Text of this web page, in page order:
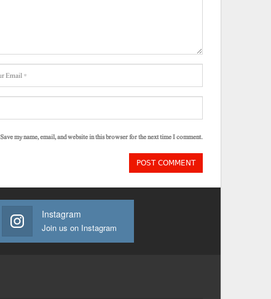
Save my name, email, and website in this browser for the next time I comment.
Instagram
Join us on Instagram